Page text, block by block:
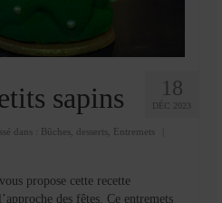
18
DÉC 2023
sapins
dans : Bûches, desserts, Entremets
propose cette recette
des fêtes. Ce entremets